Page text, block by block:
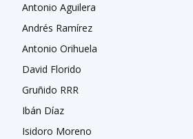
Antonio Aguilera
Andrés Ramírez
Antonio Orihuela
David Florido
Gruñido RRR
Ibán Díaz
Isidoro Moreno